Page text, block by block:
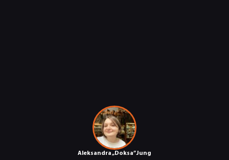
Aleksandra „Doksa” Jung